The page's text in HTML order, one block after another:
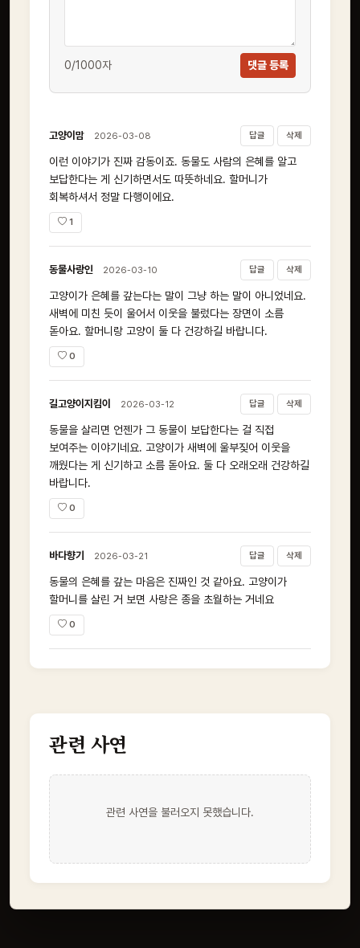
0/1000자 댓글 등록
고양이맘 2026-03-08 답글 삭제
이런 이야기가 진짜 감동이죠. 동물도 사람의 은혜를 알고
보답한다는 게 신기하면서도 따뜻하네요. 할머니가
회복하셔서 정말 다행이에요.
1
동물사랑인 2026-03-10 답글 삭제
고양이가 은혜를 갚는다는 말이 그냥 하는 말이 아니었네요.
새벽에 미친 듯이 울어서 이웃을 불렀다는 장면이 소름
돋아요. 할머니랑 고양이 둘 다 건강하길 바랍니다.
0
길고양이지킴이 2026-03-12 답글 삭제
동물을 살리면 언젠가 그 동물이 보답한다는 걸 직접
보여주는 이야기네요. 고양이가 새벽에 울부짖어 이웃을
깨웠다는 게 신기하고 소름 돋아요. 둘 다 오래오래 건강하길
바랍니다.
0
바다향기 2026-03-21 답글 삭제
동물의 은혜를 갚는 마음은 진짜인 것 같아요. 고양이가
할머니를 살린 거 보면 사랑은 종을 초월하는 거네요
0
관련 사연
관련 사연을 불러오지 못했습니다.